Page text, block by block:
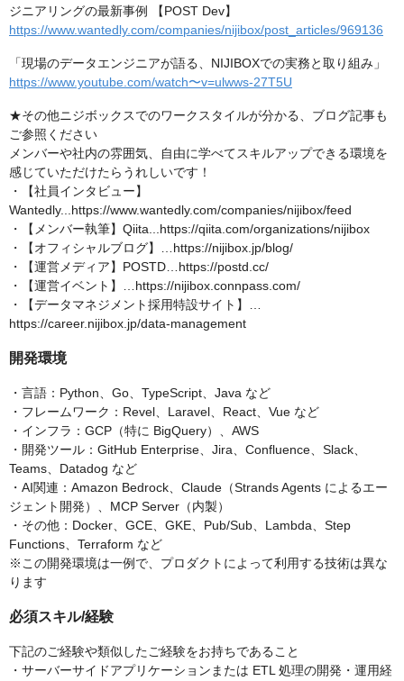
ジニアリングの最新事例 【POST Dev】
https://www.wantedly.com/companies/nijibox/post_articles/969136
「現場のデータエンジニアが語る、NIJIBOXでの実務と取り組み」
https://www.youtube.com/watch〜v=ulwws-27T5U
★その他ニジボックスでのワークスタイルが分かる、ブログ記事も
ご参照ください
メンバーや社内の雰囲気、自由に学べてスキルアップできる環境を
感じていただけたらうれしいです！
・【社員インタビュー】
Wantedly...https://www.wantedly.com/companies/nijibox/feed
・【メンバー執筆】Qiita...https://qiita.com/organizations/nijibox
・【オフィシャルブログ】…https://nijibox.jp/blog/
・【運営メディア】POSTD…https://postd.cc/
・【運営イベント】…https://nijibox.connpass.com/
・【データマネジメント採用特設サイト】…
https://career.nijibox.jp/data-management
開発環境
・言語：Python、Go、TypeScript、Java など
・フレームワーク：Revel、Laravel、React、Vue など
・インフラ：GCP（特に BigQuery）、AWS
・開発ツール：GitHub Enterprise、Jira、Confluence、Slack、
Teams、Datadog など
・AI関連：Amazon Bedrock、Claude（Strands Agents によるエー
ジェント開発）、MCP Server（内製）
・その他：Docker、GCE、GKE、Pub/Sub、Lambda、Step
Functions、Terraform など
※この開発環境は一例で、プロダクトによって利用する技術は異な
ります
必須スキル/経験
下記のご経験や類似したご経験をお持ちであること
・サーバーサイドアプリケーションまたは ETL 処理の開発・運用経